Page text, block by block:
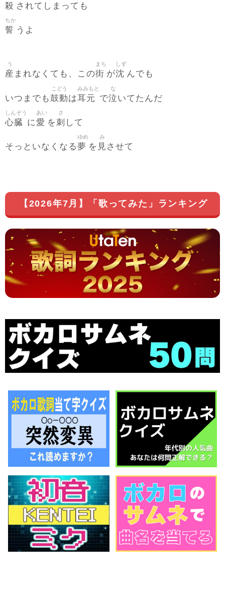
殺 されてしまっても
誓
ちか
うよ
産
う
まれなくても、この街
まち
が沈
しず
んでも
いつまでも鼓動
こどう
は耳元
みみもと
で泣
な
いてたんだ
心臓
しんぞう
に愛
あい
を刺
さ
して
そっといなくなる夢
ゆめ
を 見
み
させて
【2026年7月】「歌ってみた」ランキング